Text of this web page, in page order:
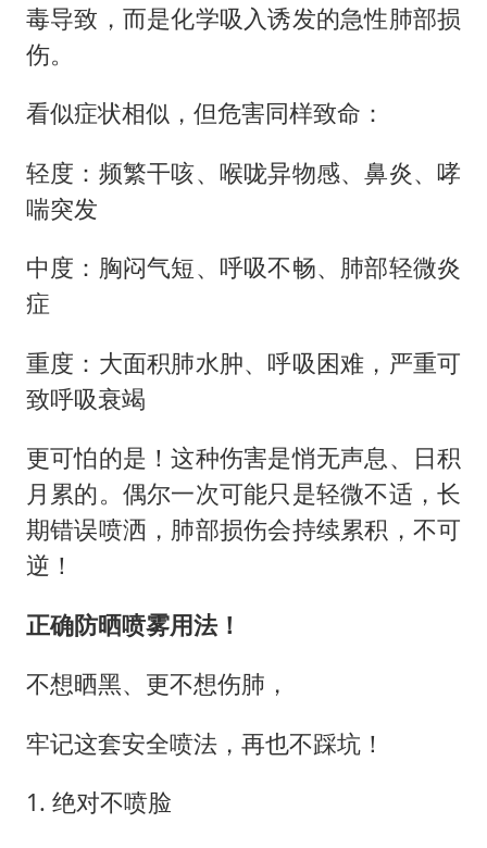
毒导致，而是化学吸入诱发的急性肺部损
伤。
看似症状相似，但危害同样致命：
轻度：频繁干咳、喉咙异物感、鼻炎、哮
喘突发
中度：胸闷气短、呼吸不畅、肺部轻微炎
症
重度：大面积肺水肿、呼吸困难，严重可
致呼吸衰竭
更可怕的是！这种伤害是悄无声息、日积
月累的。偶尔一次可能只是轻微不适，长
期错误喷洒，肺部损伤会持续累积，不可
逆！
正确防晒喷雾用法！
不想晒黑、更不想伤肺，
牢记这套安全喷法，再也不踩坑！
1. 绝对不喷脸